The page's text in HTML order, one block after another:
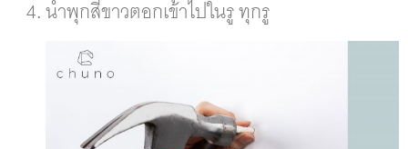
นำพุกสีขาวตอกเข้าไปในรู ทุกรู